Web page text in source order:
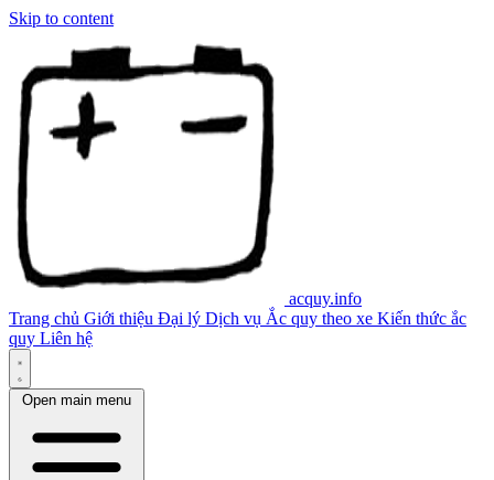
Skip to content
acquy.info
Trang chủ Giới thiệu Đại lý Dịch vụ Ắc quy theo xe Kiến thức ắc
quy Liên hệ
Open main menu